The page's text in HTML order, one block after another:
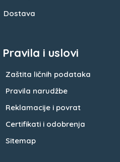
Dostava
Pravila i uslovi
Zaštita ličnih podataka
Pravila narudžbe
Reklamacije i povrat
Certifikati i odobrenja
Sitemap